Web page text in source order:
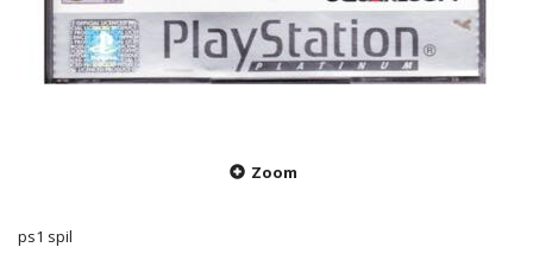
Zoom
ps1 spil